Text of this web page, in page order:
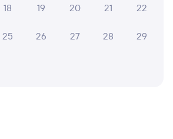
18 19 20 21 22
25 26 27 28 29